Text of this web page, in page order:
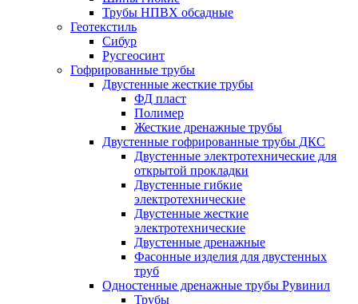
Трубы НПВХ обсадные
Геотекстиль
Сибур
Русгеосинт
Гофрированные трубы
Двустенные жесткие трубы
ФД пласт
Полимер
Жесткие дренажные трубы
Двустенные гофрированные трубы ДКС
Двустенные электротехнические для
открытой прокладки
Двустенные гибкие
электротехнические
Двустенные жесткие
электротехнические
Двустенные дренажные
Фасонные изделия для двустенных
труб
Одностенные дренажные трубы Рувинил
Трубы